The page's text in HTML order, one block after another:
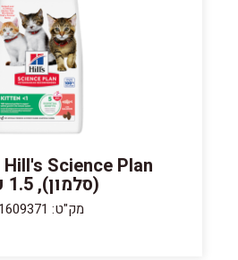
(סלמון), 1.5 ק"ג
מק"ט: 41609371